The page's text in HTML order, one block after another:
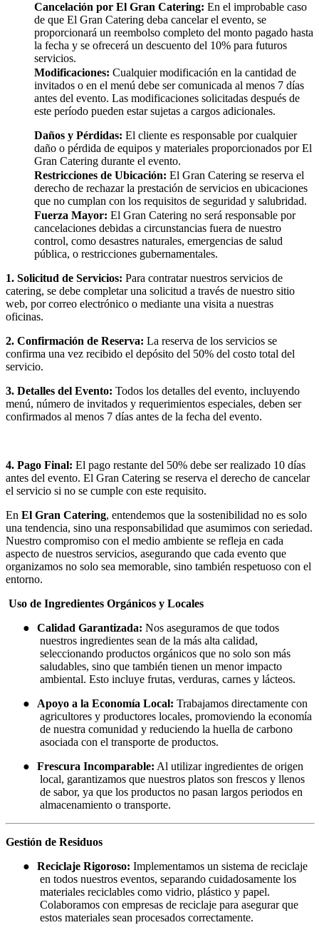
Cancelación por El Gran Catering: En el improbable caso
de que El Gran Catering deba cancelar el evento, se
proporcionará un reembolso completo del monto pagado hasta
la fecha y se ofrecerá un descuento del 10% para futuros
servicios.
Modificaciones: Cualquier modificación en la cantidad de
invitados o en el menú debe ser comunicada al menos 7 días
antes del evento. Las modificaciones solicitadas después de
este período pueden estar sujetas a cargos adicionales.
Daños y Pérdidas: El cliente es responsable por cualquier
daño o pérdida de equipos y materiales proporcionados por El
Gran Catering durante el evento.
Restricciones de Ubicación: El Gran Catering se reserva el
derecho de rechazar la prestación de servicios en ubicaciones
que no cumplan con los requisitos de seguridad y salubridad.
Fuerza Mayor: El Gran Catering no será responsable por
cancelaciones debidas a circunstancias fuera de nuestro
control, como desastres naturales, emergencias de salud
pública, o restricciones gubernamentales.
1. Solicitud de Servicios: Para contratar nuestros servicios de
catering, se debe completar una solicitud a través de nuestro sitio
web, por correo electrónico o mediante una visita a nuestras
oficinas.
2. Confirmación de Reserva: La reserva de los servicios se
confirma una vez recibido el depósito del 50% del costo total del
servicio.
3. Detalles del Evento: Todos los detalles del evento, incluyendo
menú, número de invitados y requerimientos especiales, deben ser
confirmados al menos 7 días antes de la fecha del evento.
4. Pago Final: El pago restante del 50% debe ser realizado 10 días
antes del evento. El Gran Catering se reserva el derecho de cancelar
el servicio si no se cumple con este requisito.
En El Gran Catering, entendemos que la sostenibilidad no es solo
una tendencia, sino una responsabilidad que asumimos con seriedad.
Nuestro compromiso con el medio ambiente se refleja en cada
aspecto de nuestros servicios, asegurando que cada evento que
organizamos no solo sea memorable, sino también respetuoso con el
entorno.
Uso de Ingredientes Orgánicos y Locales
●
Calidad Garantizada: Nos aseguramos de que todos
nuestros ingredientes sean de la más alta calidad,
seleccionando productos orgánicos que no solo son más
saludables, sino que también tienen un menor impacto
ambiental. Esto incluye frutas, verduras, carnes y lácteos.
●
Apoyo a la Economía Local: Trabajamos directamente con
agricultores y productores locales, promoviendo la economía
de nuestra comunidad y reduciendo la huella de carbono
asociada con el transporte de productos.
●
Frescura Incomparable: Al utilizar ingredientes de origen
local, garantizamos que nuestros platos son frescos y llenos
de sabor, ya que los productos no pasan largos periodos en
almacenamiento o transporte.
Gestión de Residuos
●
Reciclaje Rigoroso: Implementamos un sistema de reciclaje
en todos nuestros eventos, separando cuidadosamente los
materiales reciclables como vidrio, plástico y papel.
Colaboramos con empresas de reciclaje para asegurar que
estos materiales sean procesados correctamente.